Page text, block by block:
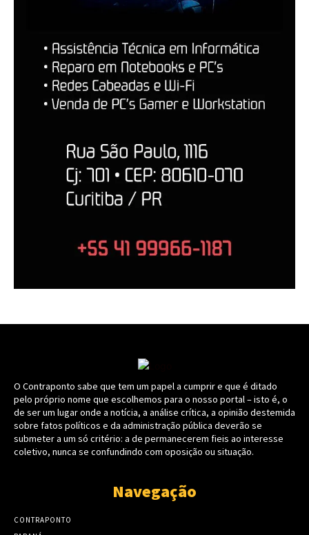
O Contraponto sabe que tem um papel a cumprir e que é ditado
pelo próprio nome que escolhemos para o nosso portal – isto é, o
de ser um lugar onde a notícia, a análise crítica, a opinião destemida
sobre fatos políticos e da administração pública deverão se
submeter a um só critério: a de permanecerem fieis ao interesse
coletivo, nunca se confundindo com oposição ou situação.
Navegação
CONTRAPONTO